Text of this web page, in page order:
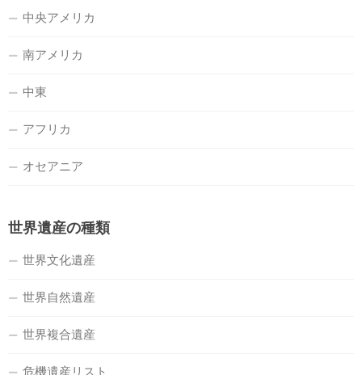
中央アメリカ
南アメリカ
中東
アフリカ
オセアニア
世界遺産の種類
世界文化遺産
世界自然遺産
世界複合遺産
危機遺産リスト